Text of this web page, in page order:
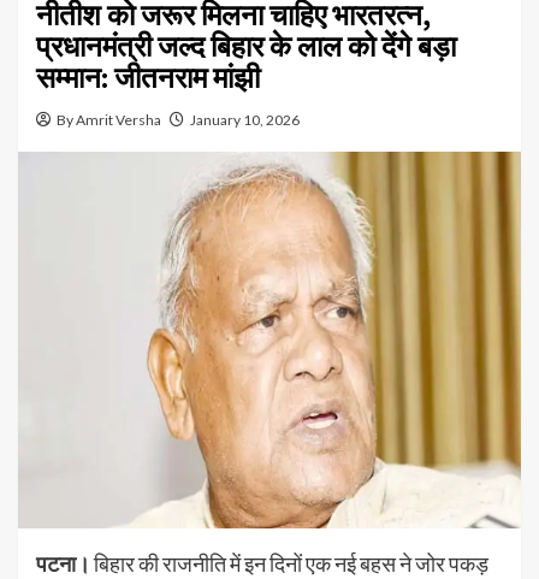
नीतीश को जरूर मिलना चाहिए भारतरत्न,
प्रधानमंत्री जल्द बिहार के लाल को देंगे बड़ा
सम्मान: जीतनराम मांझी
By Amrit Versha January 10, 2026
पटना। बिहार की राजनीति में इन दिनों एक नई बहस ने जोर पकड़